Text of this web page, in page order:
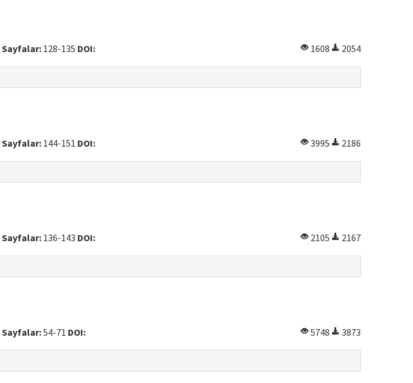
Sayfalar: 128-135 DOI:
1608 2054
Sayfalar: 144-151 DOI:
3995 2186
Sayfalar: 136-143 DOI:
2105 2167
Sayfalar:54-71 DOI:
5748 3873